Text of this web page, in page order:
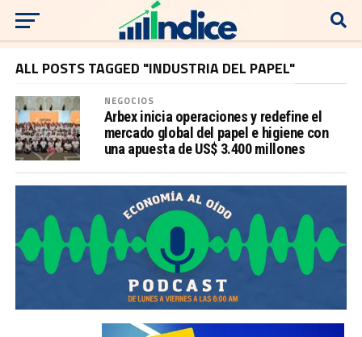
ALL POSTS TAGGED "INDUSTRIA DEL PAPEL"
NEGOCIOS
Arbex inicia operaciones y redefine el
mercado global del papel e higiene con
una apuesta de US$ 3.400 millones